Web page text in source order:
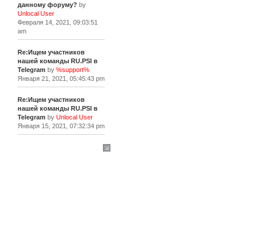
данному форуму? by
Unlocal User
Февраля 14, 2021, 09:03:51
am
Re:Ищем участников
нашей команды RU.PSI в
Telegram by %support%
Января 21, 2021, 05:45:43 pm
Re:Ищем участников
нашей команды RU.PSI в
Telegram by Unlocal User
Января 15, 2021, 07:32:34 pm